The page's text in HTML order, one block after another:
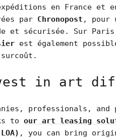
en France et
par Chronopost , pour
et sécurisée. Sur
est également
in art
professionals,
to our art leasing
, you can bring